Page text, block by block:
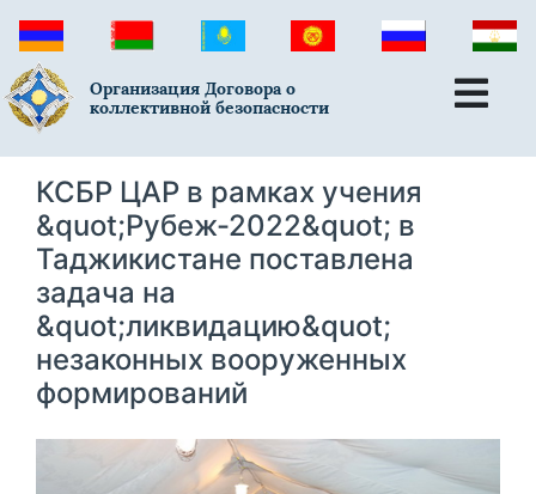
Организация Договора о
коллективной безопасности
КСБР ЦАР в рамках учения
&quot;Рубеж-2022&quot; в
Таджикистане поставлена
задача на
&quot;ликвидацию&quot;
незаконных вооруженных
формирований